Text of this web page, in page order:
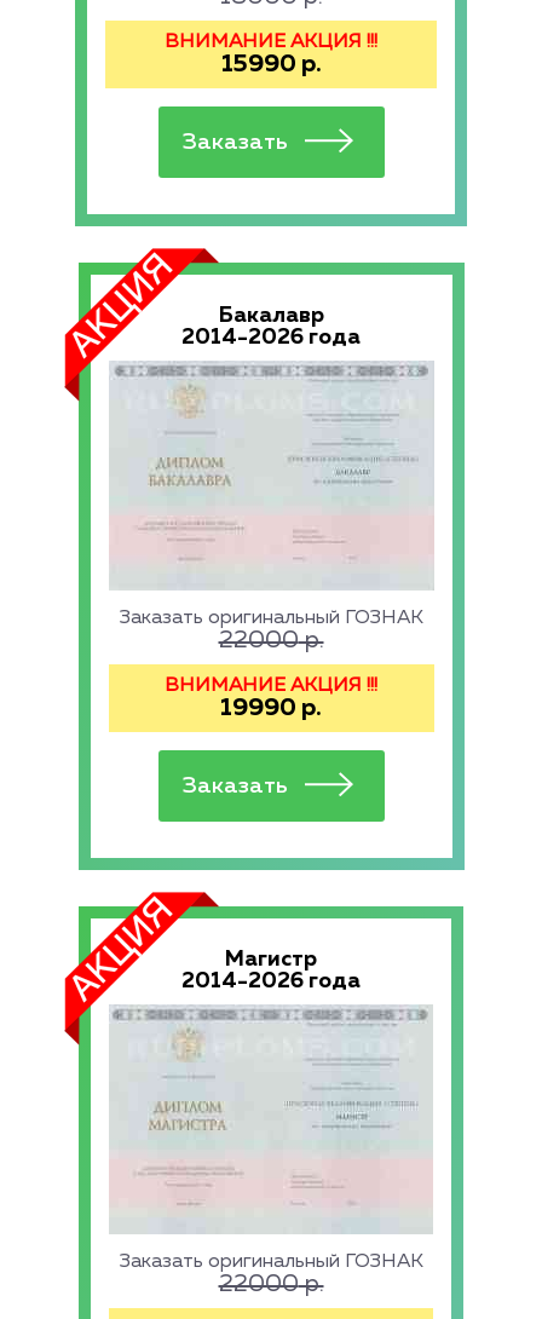
ВНИМАНИЕ АКЦИЯ !!!
15990 р.
Бакалавр
2014-2026 года
Заказать оригинальный ГОЗНАК
22000р.
ВНИМАНИЕ АКЦИЯ !!!
19990 р.
Магистр
2014-2026 года
Заказать оригинальный ГОЗНАК
22000р.